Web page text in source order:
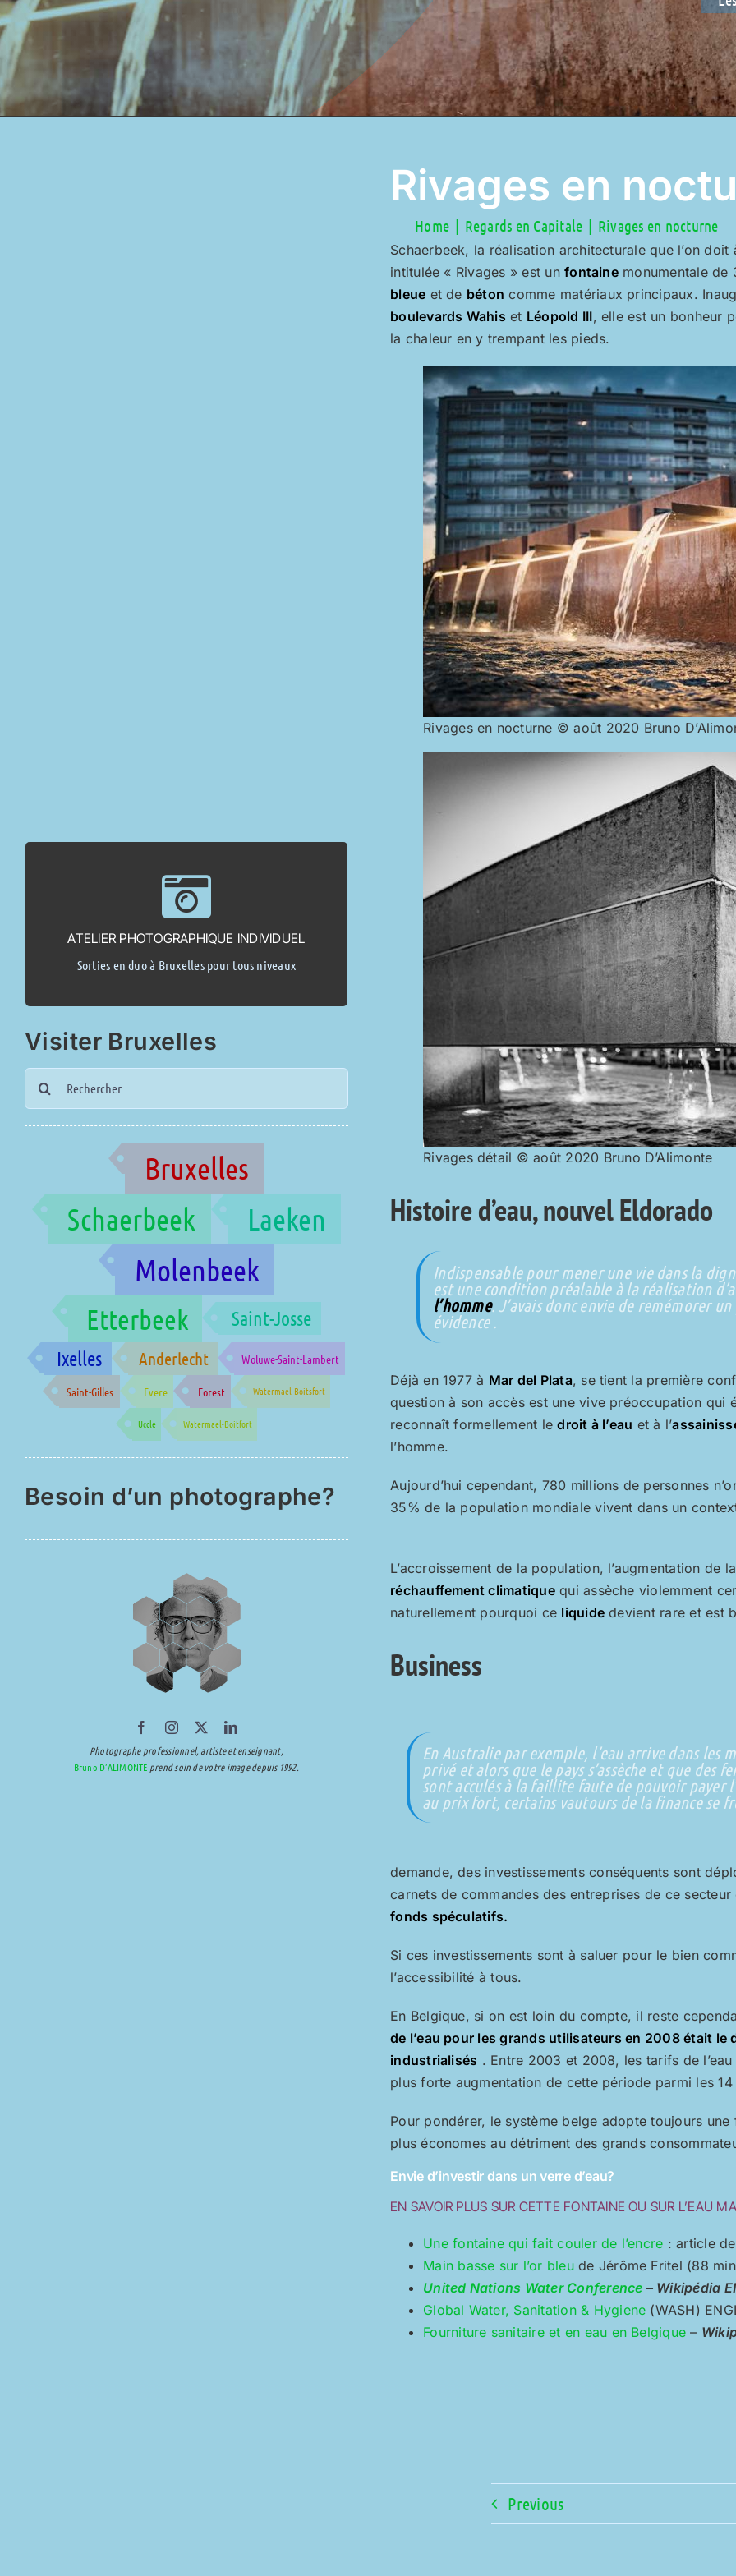
ATELIER PHOTOGRAPHIQUE INDIVIDUEL
Sorties en duo à Bruxelles pour tous niveaux
Dès 125,00 €
(2 pers. max).
> Demande d’info <
Visiter Bruxelles
Bruxelles
Schaerbeek
Laeken
Molenbeek
Etterbeek
Saint-Josse
Ixelles
Anderlecht Woluwe-Saint-Lambert
Saint-Gilles Evere Forest Watermael-Boitsfort
Uccle Watermael-Boitfort
Besoin d’un photographe?
Photographe professionnel, artiste et enseignant,
Bruno D’ALIMONTE prend soin de votre image depuis 1992.
Rivages en
Home Regards en Capitale Rivages en nocturne
Schaerbeek, la réalisation architecturale que l’on doit
intitulée « Rivages » est unfontainemonumentale de
bleue et de béton comme matériaux principaux.
boulevards Wahis et Léopold III, elle est un bonheur
la chaleur en y trempant les pieds.
Rivages en nocturne © août 2020 Bruno
Rivages détail © août 2020 Bruno D’Alimonte
Histoire d’eau, nouvel Eldorado
Indispensable pour mener une vie dans la
est une condition préalable à la réalisation
l’homme. J’avais donc envie de remémorer
évidence .
Déjà en 1977 à Mar del Plata, se tient la première
question à son accès est une vive préoccupation qui
reconnaît formellement ledroit à l’eau et à l’
l’homme.
Aujourd’hui cependant, 780 millions de personnes
35% de la population mondiale vivent dans un
L’accroissement de la population, l’augmentation de
réchauffement climatiquequi assèche violemment
naturellement pourquoi ce liquide devient rare et est
Business
En Australie par exemple, l’eau arrive dans les
privé et alors que le pays s’assèche et que des
sont acculés à la faillite faute de pouvoir payer
au prix fort, certains vautours de la finance se
demande, des investissements conséquents sont
carnets de commandes des entreprises de ce
fonds spéculatifs.
Si ces investissements sont à saluer pour le bien
l’accessibilité à tous.
En Belgique, si on est loin du compte, il reste
de l’eau pour les grands utilisateurs en 2008 était le
industrialisés . Entre 2003 et 2008, les tarifs de
plus forte augmentation de cette période parmi les
Pour pondérer, le système belge adopte toujours
plus économes au détriment des grands
Envie d’investir dans un verre d’eau?
EN SAVOIR PLUS SUR CETTE FONTAINE OU SUR L’EAU
Une fontaine qui fait couler de l’encre : article
Main basse sur l’or bleude Jérôme Fritel (88
United Nations Water Conference – Wikipédia
Global Water, Sanitation & Hygiene (WASH)
Fourniture sanitaire et en eau en Belgique –
Previous